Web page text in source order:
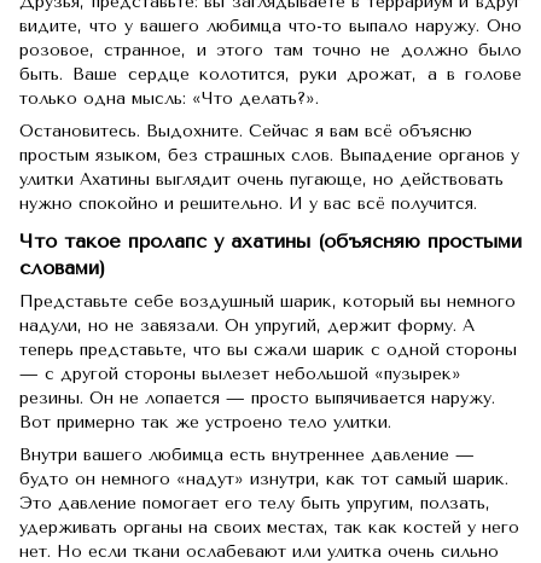
видите, что у вашего любимца что-то выпало наружу. Оно
розовое, странное, и этого там точно не должно было
быть. Ваше сердце колотится, руки дрожат, а в голове
только одна мысль: «Что делать?».
Остановитесь. Выдохните. Сейчас я вам всё объясню
простым языком, без страшных слов. Выпадение органов у
улитки Ахатины выглядит очень пугающе, но действовать
нужно спокойно и решительно. И у вас всё получится.
Что такое пролапс у ахатины (объясняю простыми
словами)
Представьте себе воздушный шарик, который вы немного
надули, но не завязали. Он упругий, держит форму. А
теперь представьте, что вы сжали шарик с одной стороны
— с другой стороны вылезет небольшой «пузырек»
резины. Он не лопается — просто выпячивается наружу.
Вот примерно так же устроено тело улитки.
Внутри вашего любимца есть внутреннее давление —
будто он немного «надут» изнутри, как тот самый шарик.
Это давление помогает его телу быть упругим, ползать,
удерживать органы на своих местах, так как костей у него
нет. Но если ткани ослабевают или улитка очень сильно